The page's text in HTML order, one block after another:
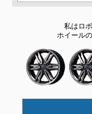
私はロ
ホイール